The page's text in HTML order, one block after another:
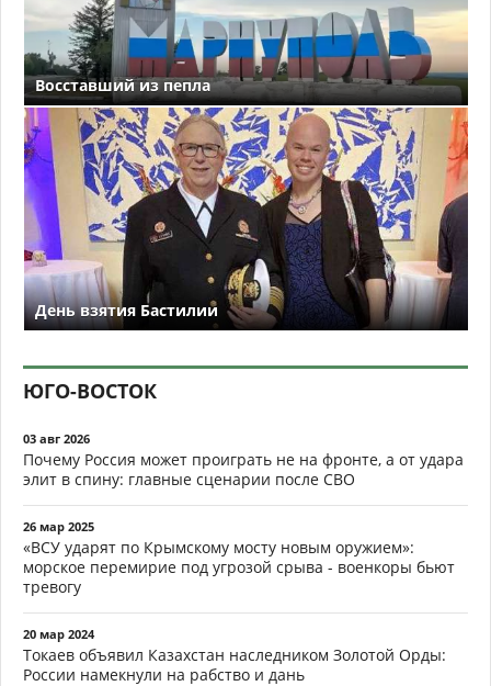
Восставший из пепла
День взятия Бастилии
ЮГО-ВОСТОК
03 авг 2026
Почему Россия может проиграть не на фронте, а от удара
элит в спину: главные сценарии после СВО
26 мар 2025
«ВСУ ударят по Крымскому мосту новым оружием»:
морское перемирие под угрозой срыва - военкоры бьют
тревогу
20 мар 2024
Токаев объявил Казахстан наследником Золотой Орды:
России намекнули на рабство и дань